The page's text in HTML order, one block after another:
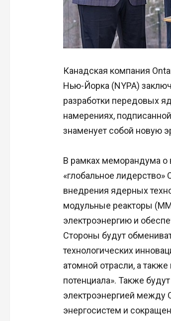
Канадская компания
Нью-Йорка (NYPA)
разработки передовых
намерениях,
знаменует собой новую
В рамках меморандума о
«глобальное лидерство»
внедрения ядерных
модульные реакторы
электроэнергию и
Стороны будут
технологических
атомной отрасли, а
потенциала». Также
электроэнергией
энергосистем и